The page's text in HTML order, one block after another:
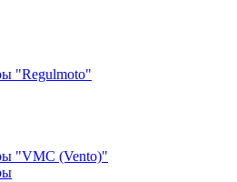
"Regulmoto"
"VMC (Vento)"